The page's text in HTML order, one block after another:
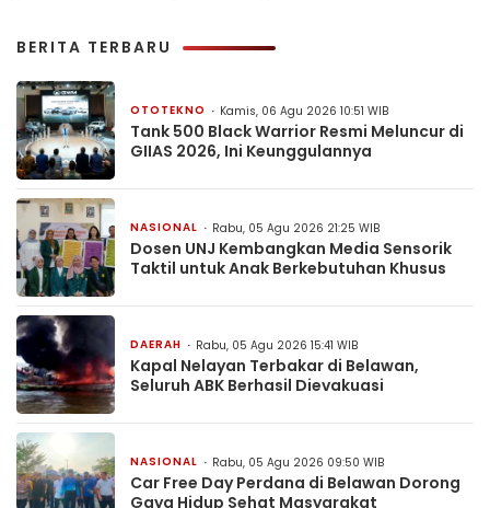
BERITA TERBARU
OTOTEKNO Kamis, 06 Agu 2026 10:51 WIB
Tank 500 Black Warrior Resmi Meluncur di
GIIAS 2026, Ini Keunggulannya
NASIONAL Rabu, 05 Agu 2026 21:25 WIB
Dosen UNJ Kembangkan Media Sensorik
Taktil untuk Anak Berkebutuhan Khusus
DAERAH Rabu, 05 Agu 2026 15:41 WIB
Kapal Nelayan Terbakar di Belawan,
Seluruh ABK Berhasil Dievakuasi
NASIONAL Rabu, 05 Agu 2026 09:50 WIB
Car Free Day Perdana di Belawan Dorong
Gaya Hidup Sehat Masyarakat